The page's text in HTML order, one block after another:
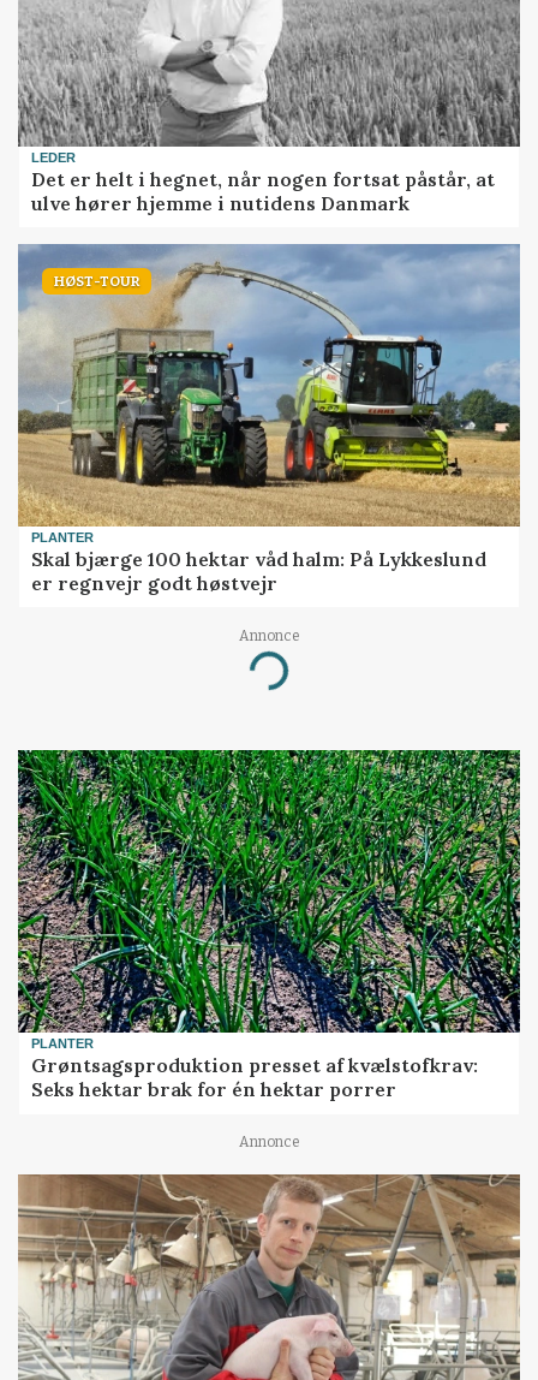
LEDER
Det er helt i hegnet, når nogen fortsat påstår, at
ulve hører hjemme i nutidens Danmark
HØST-TOUR
PLANTER
Skal bjærge 100 hektar våd halm: På Lykkeslund
er regnvejr godt høstvejr
Annonce
Loading...
PLANTER
Grøntsagsproduktion presset af kvælstofkrav:
Seks hektar brak for én hektar porrer
Annonce